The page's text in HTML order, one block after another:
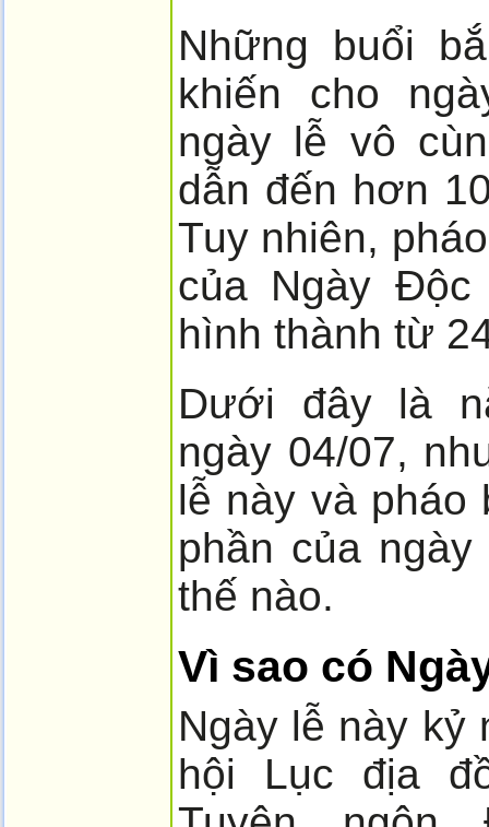
Những buổi
khiến cho
ngày lễ vô
dẫn đến hơn
Tuy nhiên,
của Ngày
hình thành từ
Dưới đây là
ngày 04/07,
lễ này và pháo
phần của
thế nào.
Vì sao có
Ngày lễ này kỷ
hội Lục địa